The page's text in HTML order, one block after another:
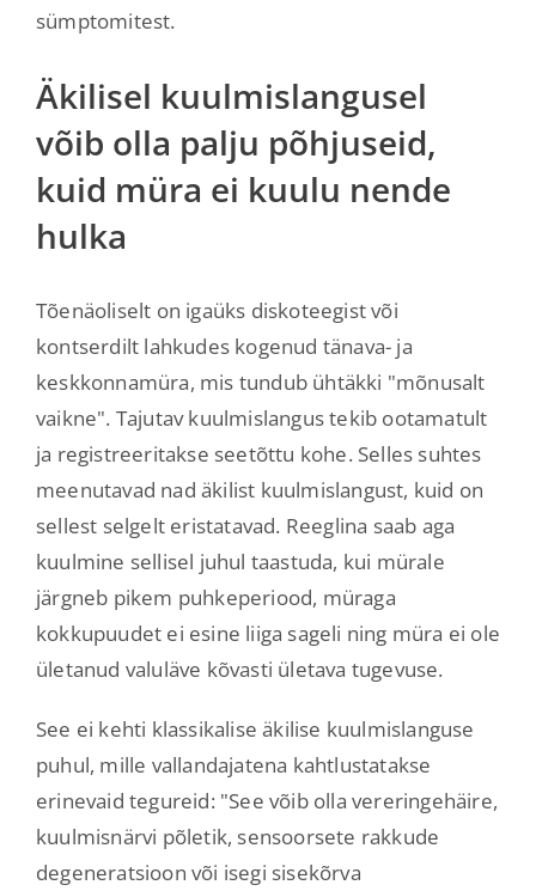
sümptomitest.
Äkilisel kuulmislangusel
võib olla palju põhjuseid,
kuid müra ei kuulu nende
hulka
Tõenäoliselt on igaüks diskoteegist või
kontserdilt lahkudes kogenud tänava- ja
keskkonnamüra, mis tundub ühtäkki "mõnusalt
vaikne". Tajutav kuulmislangus tekib ootamatult
ja registreeritakse seetõttu kohe. Selles suhtes
meenutavad nad äkilist kuulmislangust, kuid on
sellest selgelt eristatavad. Reeglina saab aga
kuulmine sellisel juhul taastuda, kui mürale
järgneb pikem puhkeperiood, müraga
kokkupuudet ei esine liiga sageli ning müra ei ole
ületanud valuläve kõvasti ületava tugevuse.
See ei kehti klassikalise äkilise kuulmislanguse
puhul, mille vallandajatena kahtlustatakse
erinevaid tegureid: "See võib olla vereringehäire,
kuulmisnärvi põletik, sensoorsete rakkude
degeneratsioon või isegi sisekõrva